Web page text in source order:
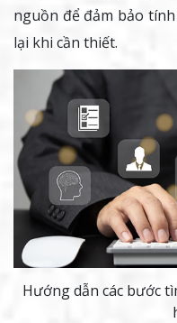
nguồn để đảm bảo
lại khi cần thiết.
Hướng dẫn các bước